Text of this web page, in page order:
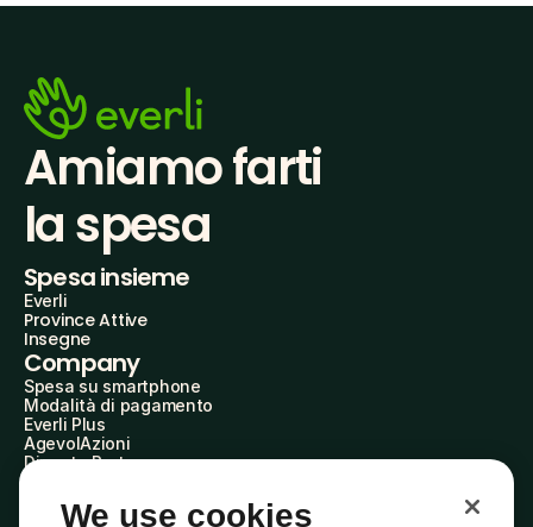
Amiamo farti
la spesa
Spesa insieme
Everli
Province Attive
Insegne
Company
Spesa su smartphone
Modalità di pagamento
Everli Plus
AgevolAzioni
Diventa Partner
Everli Shoppers
About Us
We use cookies